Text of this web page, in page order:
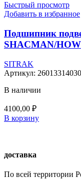
Быстрый просмотр
Добавить в избранное
Подшипник
SHACMAN/
SITRAK
Артикул:
В наличии
4100,00 ₽
В корзину
доставка
По всей территории